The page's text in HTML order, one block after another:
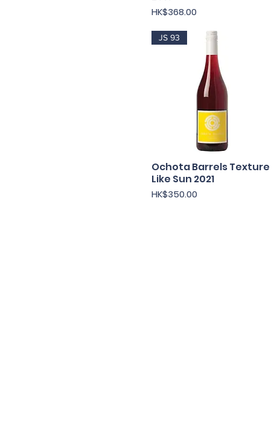
價格
HK$368.00
快速瀏覽
JS 93
Ochota Barrels Texture
Like Sun 2021
價格
HK$350.00